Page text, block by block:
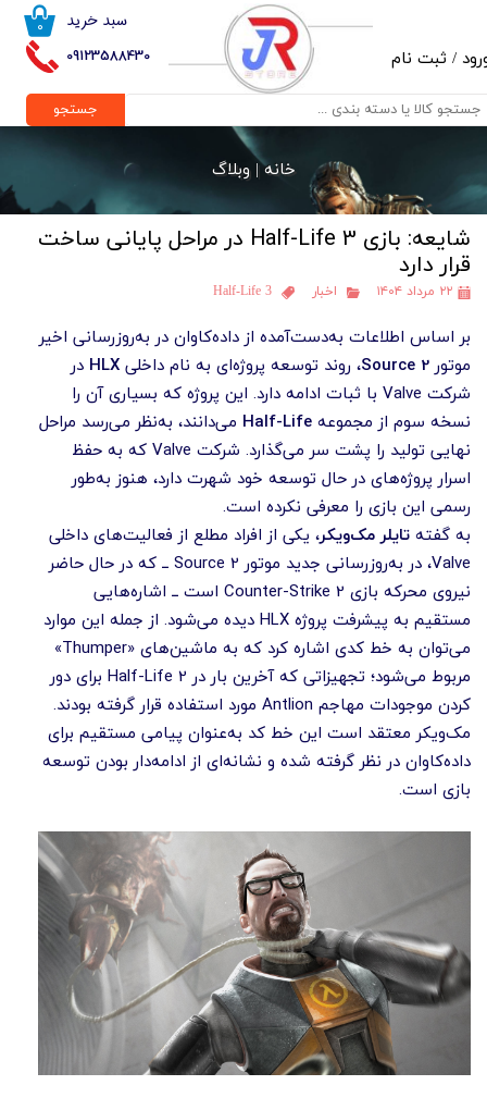
09123588430
۰ سبد خرید
/ ثبت نام
حساب کاربری من
تغییر گذر واژه
خروج از حساب کاربری
جستجو
خانه |وبلاگ
شایعه: بازی Half-Life 3 در مراحل پایانی ساخت
قرار دارد
۲۲ مرداد ۱۴۰۴ اخبار Half-Life 3
بر اساس اطلاعات به‌دست‌آمده از داده‌کاوان در به‌روزرسانی اخیر
موتور Source 2، روند توسعه پروژه‌ای به نام داخلیHLX در
شرکت Valve با ثبات ادامه دارد. این پروژه که بسیاری آن را
نسخه سوم از مجموعهHalf-Life می‌دانند، به‌نظر می‌رسد مراحل
نهایی تولید را پشت سر می‌گذارد. شرکت Valve که به حفظ
اسرار پروژه‌های در حال توسعه خود شهرت دارد، هنوز به‌طور
رسمی این بازی را معرفی نکرده است.
به گفتهتایلر مک‌ویکر، یکی از افراد مطلع از فعالیت‌های داخلی
Valve، در به‌روزرسانی جدید موتور Source 2 ــ که در حال حاضر
نیروی محرکه بازی Counter-Strike 2 است ــ اشاره‌هایی
مستقیم به پیشرفت پروژه HLX دیده می‌شود. از جمله این موارد
می‌توان به خط کدی اشاره کرد که به ماشین‌های «Thumper»
مربوط می‌شود؛ تجهیزاتی که آخرین بار در Half-Life 2 برای دور
کردن موجودات مهاجم Antlion مورد استفاده قرار گرفته بودند.
مک‌ویکر معتقد است این خط کد به‌عنوان پیامی مستقیم برای
داده‌کاوان در نظر گرفته شده و نشانه‌ای از ادامه‌دار بودن توسعه
بازی است.